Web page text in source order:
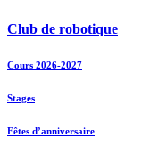
Club de robotique
Cours 2026-2027
Stages
Fêtes d’anniversaire